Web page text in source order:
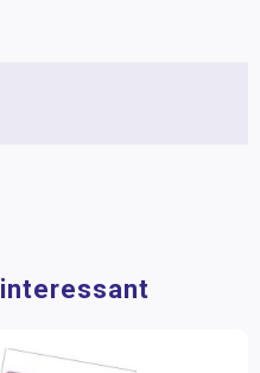
interessant